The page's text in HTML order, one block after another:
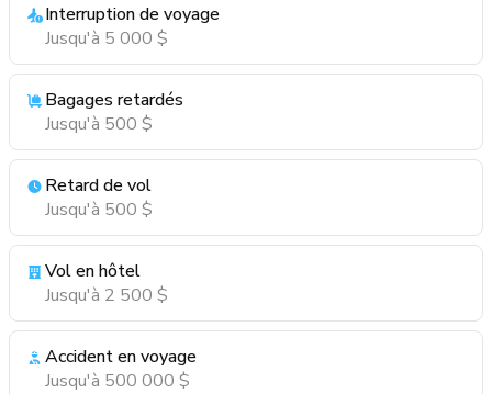
Interruption de voyage
Jusqu'à 5 000 $
Bagages retardés
Jusqu'à 500 $
Retard de vol
Jusqu'à 500 $
Vol en hôtel
Jusqu'à 2 500 $
Accident en voyage
Jusqu'à 500 000 $